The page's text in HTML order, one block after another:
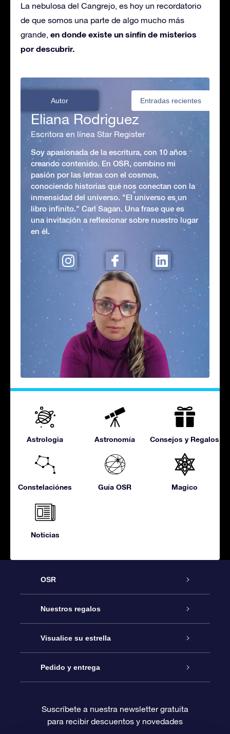
La nebulosa del Cangrejo, es hoy un recordatorio
de que somos una parte de algo mucho más
grande, en donde existe un sinfín de misterios
por descubrir.
Autor Entradas recientes
Eliana Rodriguez
Escritora en línea Star Register
Soy apasionada de la escritura, con 10 años
creando contenido. En OSR, combino mi
pasión por las letras con el cosmos,
conociendo historias que nos conectan con la
inmensidad del universo. "El universo es un
libro infinito." Carl Sagan. Una frase que es
una invitación a reflexionar sobre nuestro lugar
en él.
Astrologia Astronomía Consejos y Regalos
Constelaciónes Guía OSR Magico
Noticias
OSR
Atención
Contáctanos
Blog
Reseñas
Nuestros regalos
Regalo Estrella Online
Paquete de Regalo OSR
Tarjeta de Regalo OSR
Visualice su estrella
Registro estelar
Página de Estrella Personalizada
Pedido y entrega
Información de Pago
Suscríbete a nuestra newsletter gratuita
para recibir descuentos y novedades